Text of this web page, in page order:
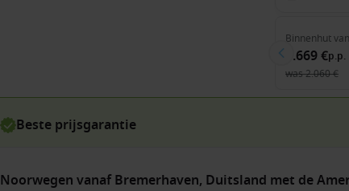
Binnenhutvan
1.669 €p.p.
was2.060 €
Beste prijsgarantie
Noorwegen vanaf Bremerhaven, Duitsland met de